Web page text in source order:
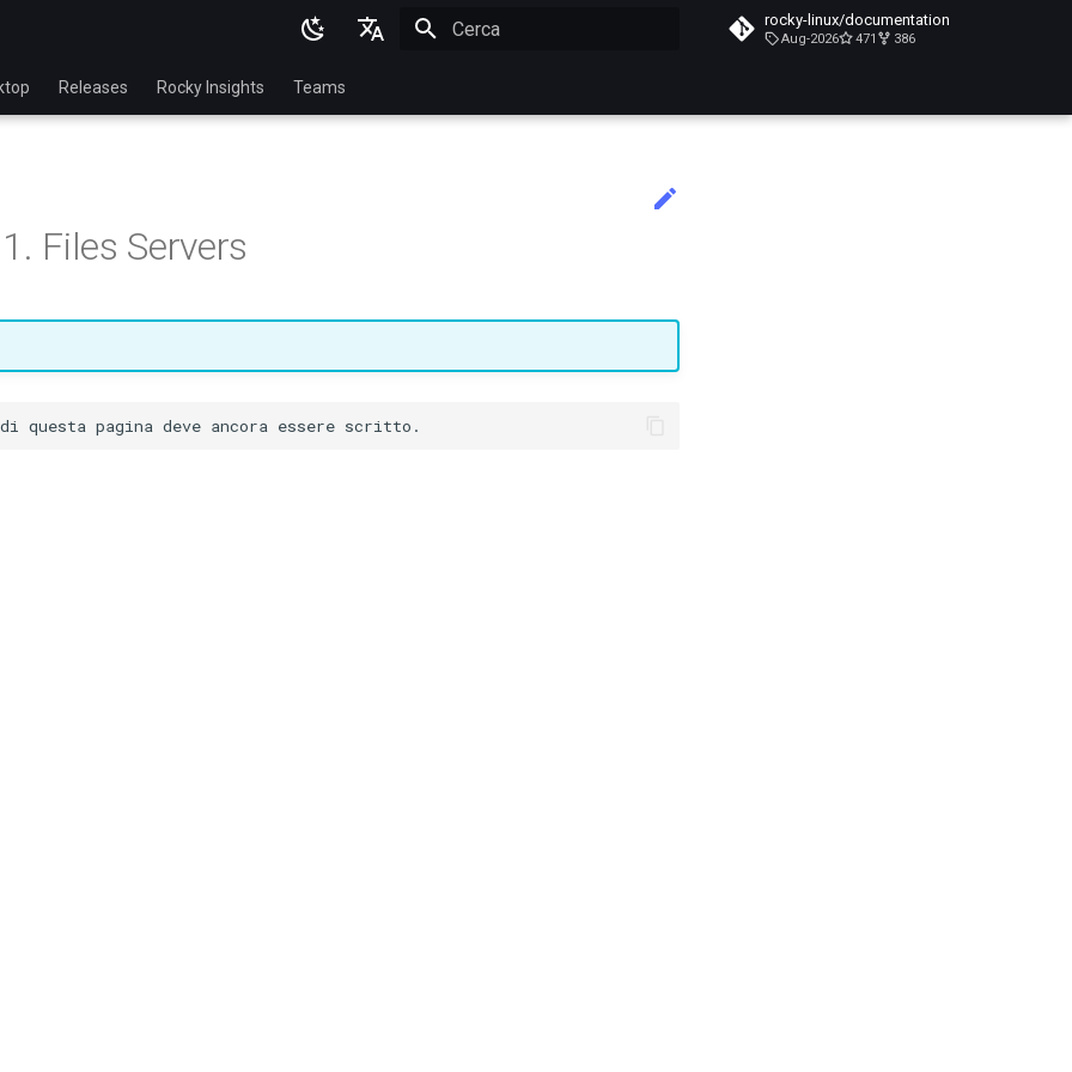
English
简体中文
rocky-linux/documentation
Aug-2026 471 386
Releases Rocky Insights Teams
Files Servers